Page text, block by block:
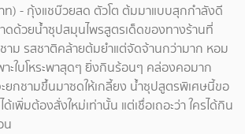
ท) - กุ้งแชบ๊วยสด ตัวโต ต้มมาแบบสุกกำลังดี
ดด้วยน้ำซุปสมุนไพรสูตรเด็ดของทางร้านที่
าม รสชาติคล้ายต้มยำแต่จัดจ้านกว่ามาก หอม
ะใบโหระพาสุดๆ ยิ่งกินร้อนๆ คล่องคอมาก
ยกชามขึ้นมาซดให้เกลี้ยง น้ำซุปสูตรพิเศษนี้ขอ
ด้เพิ่มต้องสั่งใหม่เท่านั้น แต่เชื่อเถอะว่า ใครได้กิน
น